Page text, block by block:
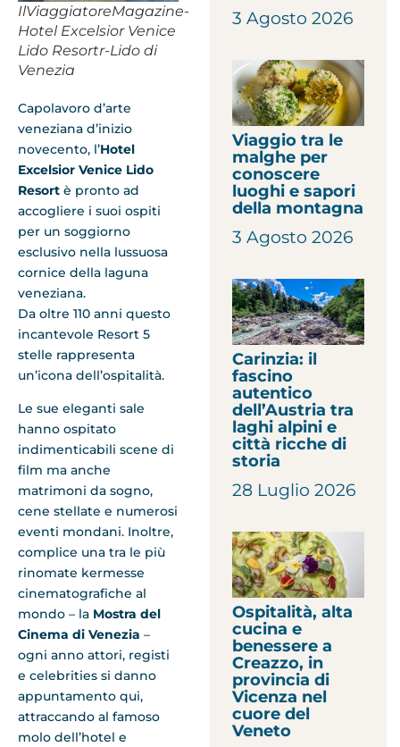
IlViaggiatoreMagazine-
Hotel Excelsior Venice
Lido Resortr-Lido di
Venezia
Capolavoro d’arte
veneziana d’inizio
novecento, l’Hotel
Excelsior Venice Lido
Resort è pronto ad
accogliere i suoi ospiti
per un soggiorno
esclusivo nella lussuosa
cornice della laguna
veneziana.
Da oltre 110 anni questo
incantevole Resort 5
stelle rappresenta
un’icona dell’ospitalità.
Le sue eleganti sale
hanno ospitato
indimenticabili scene di
film ma anche
matrimoni da sogno,
cene stellate e numerosi
eventi mondani. Inoltre,
complice una tra le più
rinomate kermesse
cinematografiche al
mondo – la Mostra del
Cinema di Venezia –
ogni anno attori, registi
e celebrities si danno
appuntamento qui,
attraccando al famoso
molo dell’hotel e
3 Agosto 2026
Viaggio tra le
malghe per
conoscere
luoghi e sapori
della montagna
3 Agosto 2026
Carinzia: il
fascino
autentico
dell’Austria tra
laghi alpini e
città ricche di
storia
28 Luglio 2026
Ospitalità, alta
cucina e
benessere a
Creazzo, in
provincia di
Vicenza nel
cuore del
Veneto